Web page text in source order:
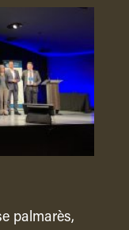
palmarès,